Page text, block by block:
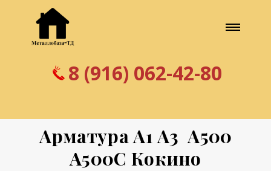
8 (916) 062-42-80
Арматура А1 А3 А500
А500С Кокино